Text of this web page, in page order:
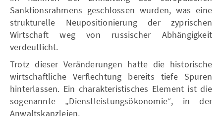
Sanktionsrahmens geschlossen wurden, was eine
strukturelle Neupositionierung der zyprischen
Wirtschaft weg von russischer Abhängigkeit
verdeutlicht.
Trotz dieser Veränderungen hatte die historische
wirtschaftliche Verflechtung bereits tiefe Spuren
hinterlassen. Ein charakteristisches Element ist die
sogenannte „Dienstleistungsökonomie“, in der
Anwaltskanzleien,